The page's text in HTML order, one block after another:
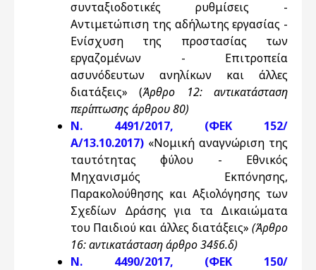
συνταξιοδοτικές ρυθμίσεις -
Αντιμετώπιση της αδήλωτης εργασίας -
Ενίσχυση της προστασίας των
εργαζομένων - Επιτροπεία
ασυνόδευτων ανηλίκων και άλλες
διατάξεις» (Άρθρο 12: αντικατάσταση
περίπτωσης άρθρου 80)
N. 4491/2017, (ΦΕΚ 152/
Α/13.10.2017) «Νομική αναγνώριση της
ταυτότητας φύλου - Εθνικός
Μηχανισμός Εκπόνησης,
Παρακολούθησης και Αξιολόγησης των
Σχεδίων Δράσης για τα Δικαιώματα
του Παιδιού και άλλες διατάξεις» (Άρθρο
16: αντικατάσταση άρθρο 34§6.δ)
N. 4490/2017, (ΦΕΚ 150/